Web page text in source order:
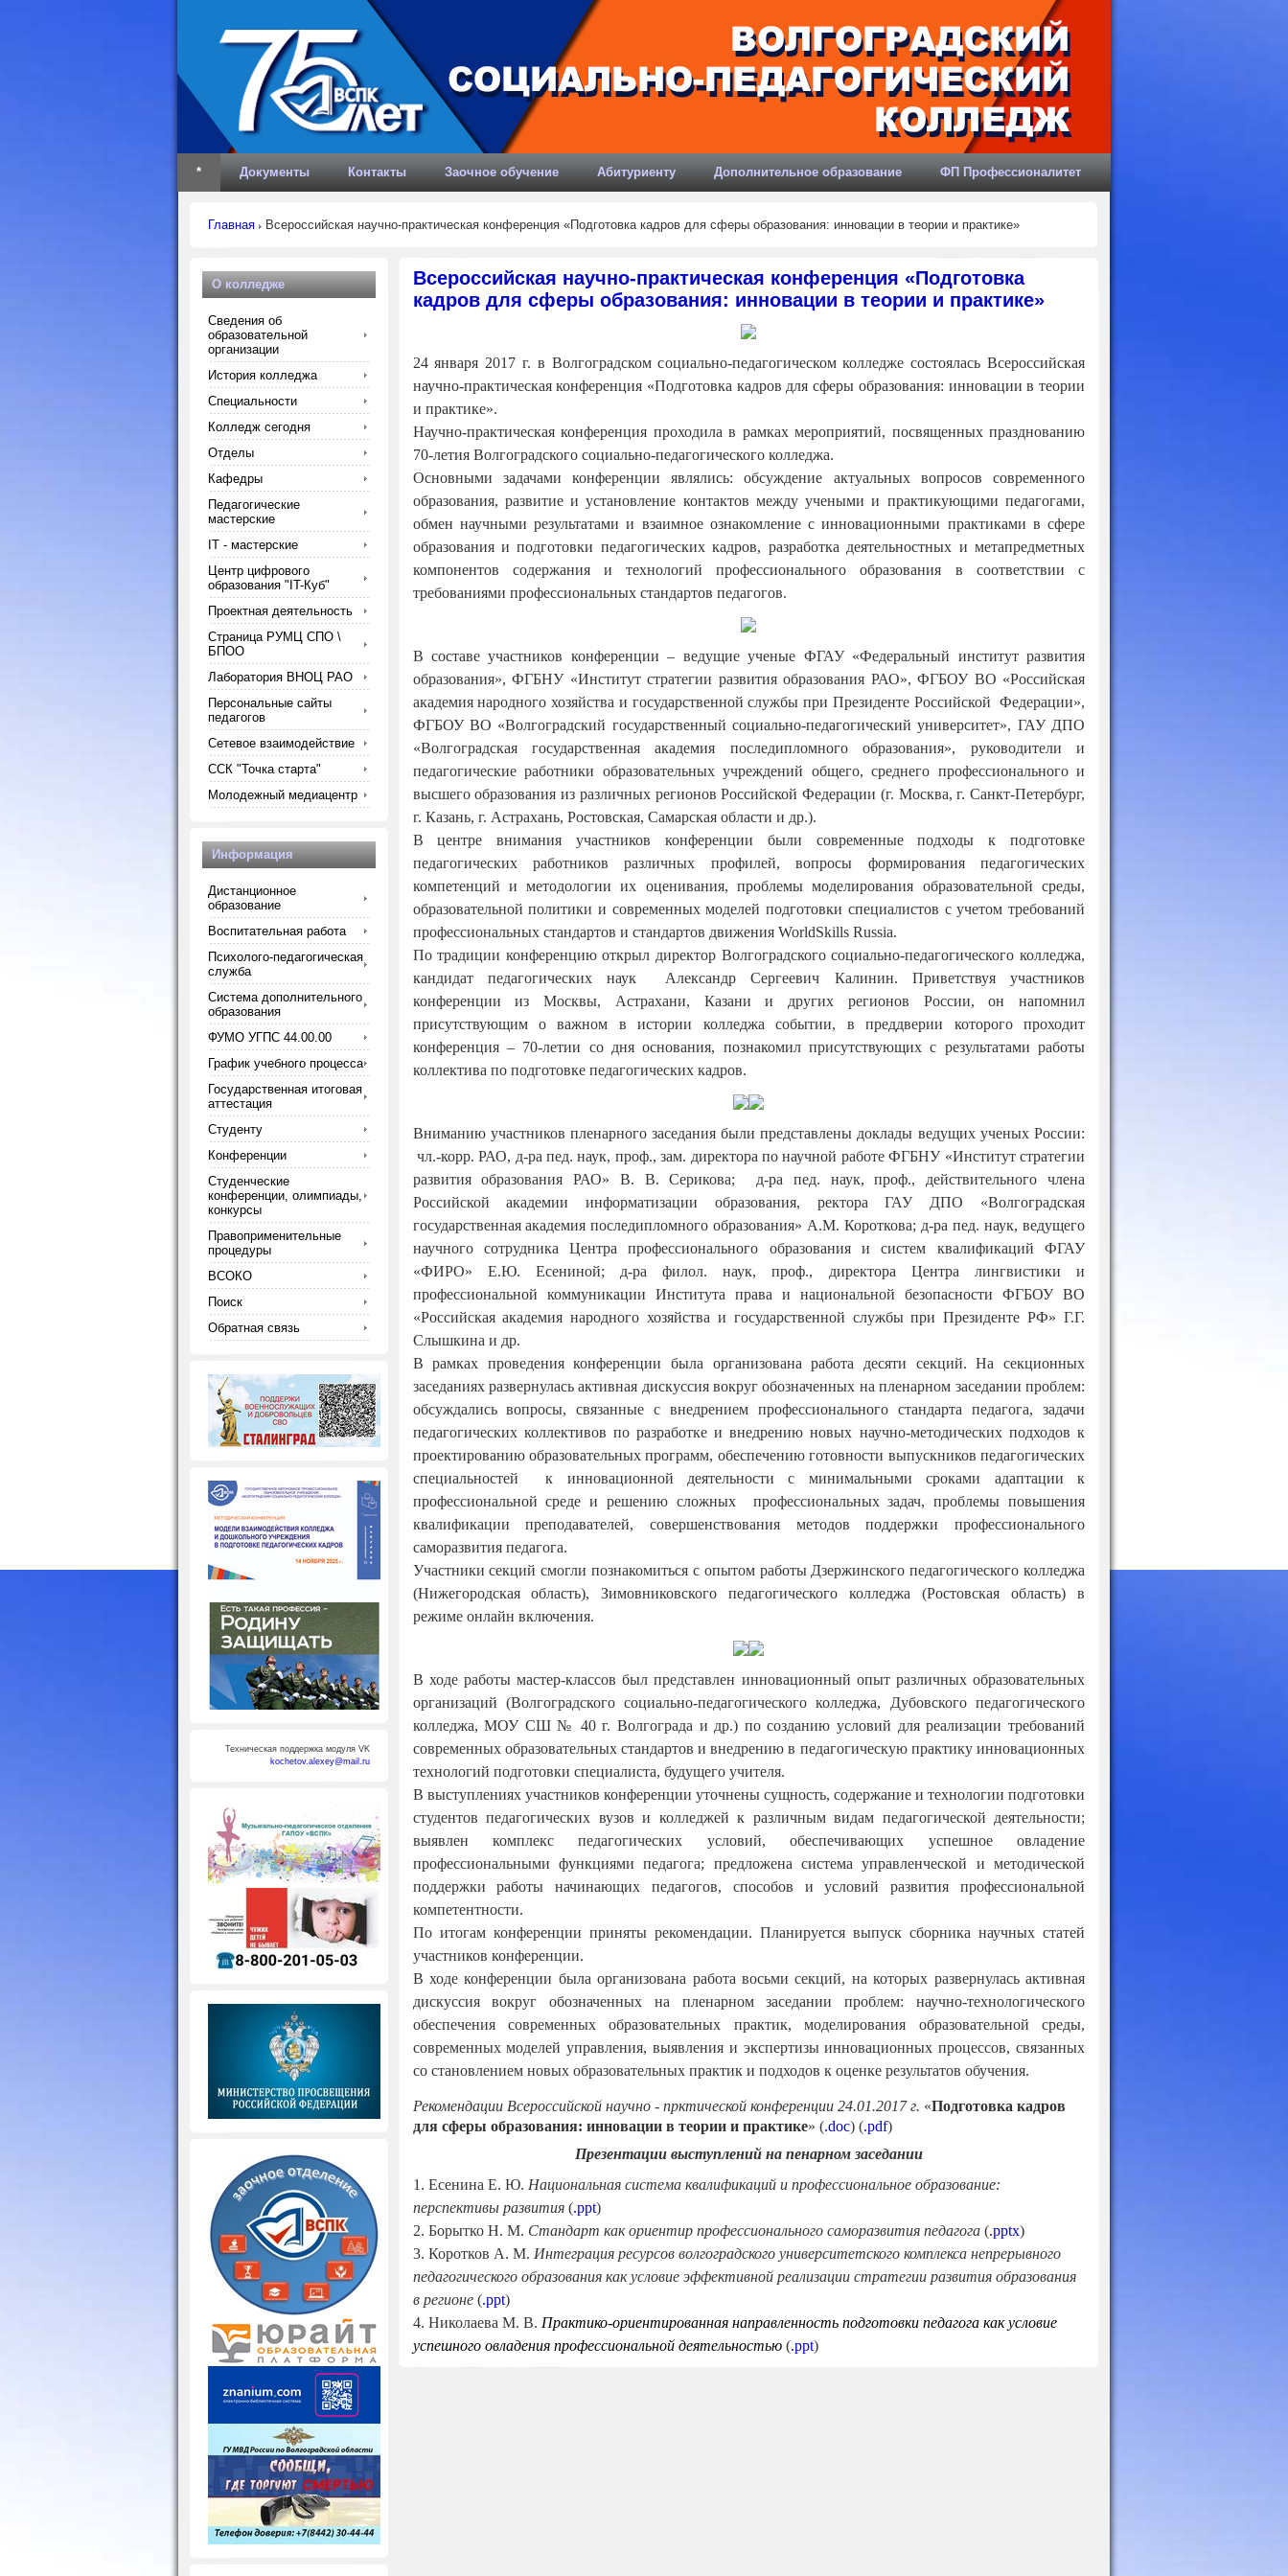
* Документы Контакты Заочное обучение Абитуриенту Дополнительное образование ФП Профессионалитет
Главная Всероссийская научно-практическая конференция «Подготовка кадров для сферы образования: инновации в теории и практике»
Всероссийская научно-практическая конференция «Подготовка
кадров для сферы образования: инновации в теории и практике»
24 января 2017 г. в Волгоградском социально-педагогическом колледже состоялась Всероссийская
научно-практическая конференция «Подготовка кадров для сферы образования: инновации в теории
и практике».
Научно-практическая конференция проходила в рамках мероприятий, посвященных празднованию
70-летия Волгоградского социально-педагогического колледжа.
Основными задачами конференции являлись: обсуждение актуальных вопросов современного
образования, развитие и установление контактов между учеными и практикующими педагогами,
обмен научными результатами и взаимное ознакомление с инновационными практиками в сфере
образования и подготовки педагогических кадров, разработка деятельностных и метапредметных
компонентов содержания и технологий профессионального образования в соответствии с
требованиями профессиональных стандартов педагогов.
В составе участников конференции – ведущие ученые ФГАУ «Федеральный институт развития
образования», ФГБНУ «Институт стратегии развития образования РАО», ФГБОУ ВО «Российская
академия народного хозяйства и государственной службы при Президенте Российской Федерации»,
ФГБОУ ВО «Волгоградский государственный социально-педагогический университет», ГАУ ДПО
«Волгоградская государственная академия последипломного образования», руководители и
педагогические работники образовательных учреждений общего, среднего профессионального и
высшего образования из различных регионов Российской Федерации (г. Москва, г. Санкт-Петербург,
г. Казань, г. Астрахань, Ростовская, Самарская области и др.).
В центре внимания участников конференции были современные подходы к подготовке
педагогических работников различных профилей, вопросы формирования педагогических
компетенций и методологии их оценивания, проблемы моделирования образовательной среды,
образовательной политики и современных моделей подготовки специалистов с учетом требований
профессиональных стандартов и стандартов движения WorldSkills Russia.
По традиции конференцию открыл директор Волгоградского социально-педагогического колледжа,
кандидат педагогических наук Александр Сергеевич Калинин. Приветствуя участников
конференции из Москвы, Астрахани, Казани и других регионов России, он напомнил
присутствующим о важном в истории колледжа событии, в преддверии которого проходит
конференция – 70-летии со дня основания, познакомил присутствующих с результатами работы
коллектива по подготовке педагогических кадров.
Вниманию участников пленарного заседания были представлены доклады ведущих ученых России:
чл.-корр. РАО, д-ра пед. наук, проф., зам. директора по научной работе ФГБНУ «Институт стратегии
развития образования РАО» В. В. Серикова; д-ра пед. наук, проф., действительного члена
Российской академии информатизации образования, ректора ГАУ ДПО «Волгоградская
государственная академия последипломного образования» А.М. Короткова; д-ра пед. наук, ведущего
научного сотрудника Центра профессионального образования и систем квалификаций ФГАУ
«ФИРО» Е.Ю. Есениной; д-ра филол. наук, проф., директора Центра лингвистики и
профессиональной коммуникации Института права и национальной безопасности ФГБОУ ВО
«Российская академия народного хозяйства и государственной службы при Президенте РФ» Г.Г.
Слышкина и др.
В рамках проведения конференции была организована работа десяти секций. На секционных
заседаниях развернулась активная дискуссия вокруг обозначенных на пленарном заседании проблем:
обсуждались вопросы, связанные с внедрением профессионального стандарта педагога, задачи
педагогических коллективов по разработке и внедрению новых научно-методических подходов к
проектированию образовательных программ, обеспечению готовности выпускников педагогических
специальностей к инновационной деятельности с минимальными сроками адаптации к
профессиональной среде и решению сложных профессиональных задач, проблемы повышения
квалификации преподавателей, совершенствования методов поддержки профессионального
саморазвития педагога.
Участники секций смогли познакомиться с опытом работы Дзержинского педагогического колледжа
(Нижегородская область), Зимовниковского педагогического колледжа (Ростовская область) в
режиме онлайн включения.
В ходе работы мастер-классов был представлен инновационный опыт различных образовательных
организаций (Волгоградского социально-педагогического колледжа, Дубовского педагогического
колледжа, МОУ СШ № 40 г. Волгограда и др.) по созданию условий для реализации требований
современных образовательных стандартов и внедрению в педагогическую практику инновационных
технологий подготовки специалиста, будущего учителя.
В выступлениях участников конференции уточнены сущность, содержание и технологии подготовки
студентов педагогических вузов и колледжей к различным видам педагогической деятельности;
выявлен комплекс педагогических условий, обеспечивающих успешное овладение
профессиональными функциями педагога; предложена система управленческой и методической
поддержки работы начинающих педагогов, способов и условий развития профессиональной
компетентности.
По итогам конференции приняты рекомендации. Планируется выпуск сборника научных статей
участников конференции.
В ходе конференции была организована работа восьми секций, на которых развернулась активная
дискуссия вокруг обозначенных на пленарном заседании проблем: научно-технологического
обеспечения современных образовательных практик, моделирования образовательной среды,
современных моделей управления, выявления и экспертизы инновационных процессов, связанных
со становлением новых образовательных практик и подходов к оценке результатов обучения.
Рекомендации Всероссийскойнаучно - прктической конференции 24.01.2017 г. «Подготовка кадров
для сферы образования: инновации в теории и практике» (.doc) (.pdf)
Презентации выступлений на пенарном заседании
1. Есенина Е. Ю. Национальная система квалификаций и профессиональное образование:
перспективы развития(.ppt)
2. Борытко Н. М. Стандарт как ориентир профессионального саморазвития педагога(.pptx)
3. Коротков А. М. Интеграция ресурсов волгоградского университетского комплекса непрерывного
педагогического образования как условие эффективной реализации стратегии развития образования
в регионе(.ppt)
4. Николаева М. В. Практико-ориентированная направленность подготовки педагога как условие
успешного овладения профессиональной деятельностью(.ppt)
О колледже
Сведения об
образовательной
организации
История колледжа
Специальности
Колледж сегодня
Отделы
Кафедры
Педагогические
мастерские
IT - мастерские
Центр цифрового
образования "IT-Куб"
Проектная деятельность
Страница РУМЦ СПО \
БПОО
Лаборатория ВНОЦ РАО
Персональные сайты
педагогов
Сетевое взаимодействие
ССК "Точка старта"
Молодежный медиацентр
Информация
Дистанционное
образование
Воспитательная работа
Психолого-педагогическая
служба
Система дополнительного
образования
ФУМО УГПС 44.00.00
График учебного процесса
Государственная итоговая
аттестация
Студенту
Конференции
Студенческие
конференции, олимпиады,
конкурсы
Правоприменительные
процедуры
ВСОКО
Поиск
Обратная связь
Техническая поддержка модуля VK
kochetov.alexey@mail.ru